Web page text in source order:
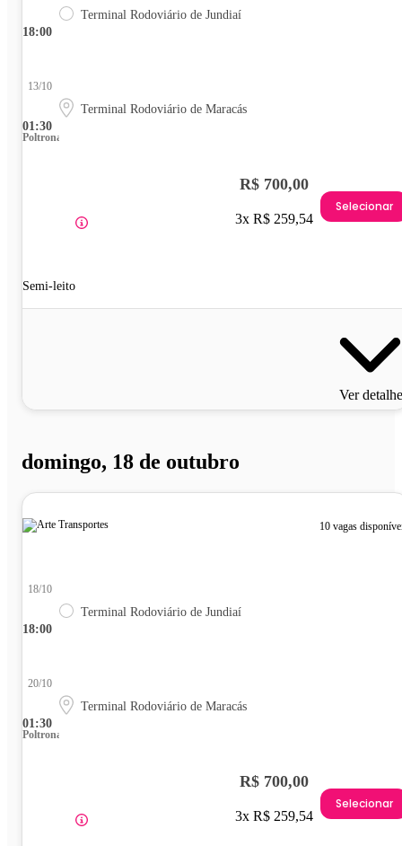
18:00
Terminal Rodoviário de Jundiaí
01:30
13/10
Terminal Rodoviário de Maracás
Poltrona
Semi-leito
R$ 700,00
3x R$ 259,54
Selecionar
Ver
domingo, 18 de outubro
10 vagas
18:00
18/10
Terminal Rodoviário de Jundiaí
01:30
20/10
Terminal Rodoviário de Maracás
Poltrona
R$ 700,00
3x R$ 259,54
Selecionar